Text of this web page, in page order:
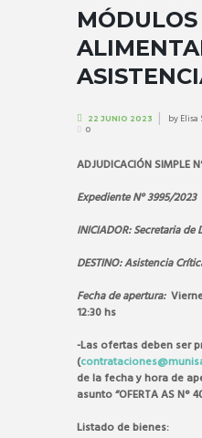
MÓDULOS
22 JUNIO 2023 by
0
ADJUDICACIÓN SIMPLE
Expediente N° 3995/2023
INICIADOR: Secretaria
DESTINO: Asistencia
Fecha de apertura:
12:30 hs
-Las ofertas deben ser
(
de la fecha y hora de
asunto “OFERTA AS N°
Listado de bienes: